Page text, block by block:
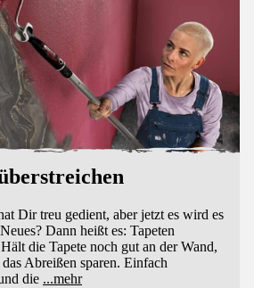
Dir treu gedient, aber jetzt es wird es
Dann heißt es: Tapeten
die Tapete noch gut an der Wand,
Abreißen sparen. Einfach
die ...mehr